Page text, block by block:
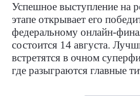
Успешное выступление на
этапе открывает его
федеральному онлайн-
состоится 14 августа.
встретятся в очном
где разыграются главные